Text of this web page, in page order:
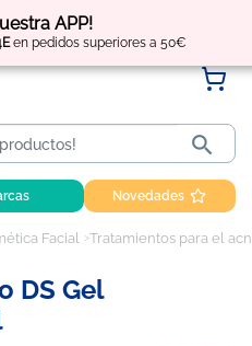
APP!
en pedidos superiores a 50€
puntos por tus compras

Novedades
Facial Tratamientos para el
DS Gel